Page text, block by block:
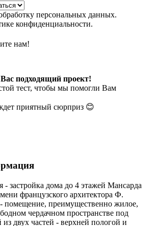
персональных данных.
конфиденциальности.
нам!
подходящий проект!
тест, чтобы мы помогли Вам
приятный сюрприз 😊
застройка дома до 4 этажей Мансарда
французского архитектора Ф.
помещение, преимущественно жилое,
чердачном пространстве под
двух частей - верхней пологой и